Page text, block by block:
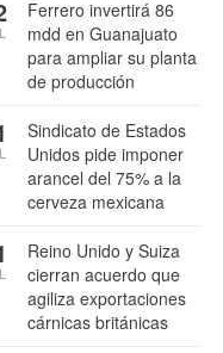
Ferrero invertirá 86
mdd en Guanajuato
para ampliar su planta
de producción
Sindicato de Estados
Unidos pide imponer
arancel del 75% a la
cerveza mexicana
Reino Unido y Suiza
cierran acuerdo que
agiliza exportaciones
cárnicas británicas